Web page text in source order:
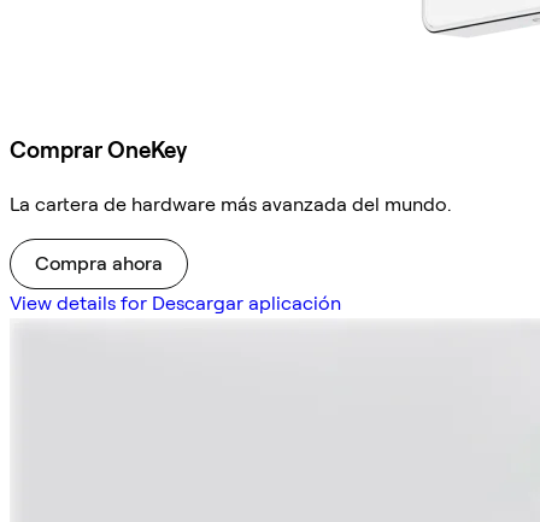
Comprar OneKey
La cartera de hardware más avanzada del mundo.
Compra ahora
View details for Descargar aplicación